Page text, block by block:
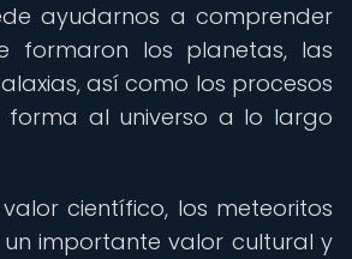
ayudarnos a comprender
formaron los planetas, las
así como los procesos
al universo a lo largo
científico, los meteoritos
importante valor cultural y